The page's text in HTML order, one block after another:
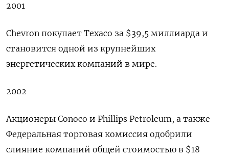
2001
Chevron покупает Texaco за $39,5 миллиарда и
становится одной из крупнейших
энергетических компаний в мире.
2002
Акционеры Conoco и Phillips Petroleum, а также
Федеральная торговая комиссия одобрили
слияние компаний общей стоимостью в $18